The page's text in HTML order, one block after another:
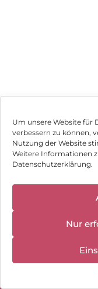
Um unsere Website für
verbessern zu können,
Nutzung der Website
Weitere Informationen
Datenschutzerklärung.
Nur
Impressum
Hinweis zur
Newsletter
,